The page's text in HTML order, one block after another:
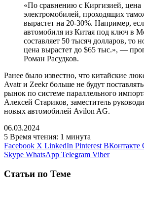
«По сравнению с Киргизией, цена
электромобилей, проходящих
вырастет на 20-30%. Например,
автомобиля из Китая под ключ в
составляет 50 тысяч долларов, то
цена вырастет до $65 тыс.», —
Роман Расудков.
Ранее было известно, что китайские
Avatr и Zeekr больше не будут
рынок по системе параллельного
Алексей Стариков, заместитель
новых автомобилей Avilon AG.
06.03.2024
5 Время чтения: 1 минута
Facebook X LinkedIn Pinterest ВКонтакте
Skype WhatsApp Telegram Viber
Статьи по Теме